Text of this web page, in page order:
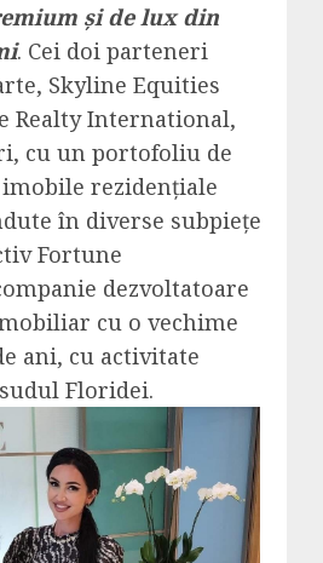
și de lux din
. Cei doi parteneri
Skyline Equities
Realty International,
cu un portofoliu de
imobile rezidențiale
în diverse subpiețe
Fortune
dezvoltatoare
cu o vechime
ani, cu activitate
Floridei.